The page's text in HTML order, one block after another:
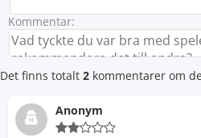
Kommentar:
Det finns totalt 2 kommentarer om
Anonym